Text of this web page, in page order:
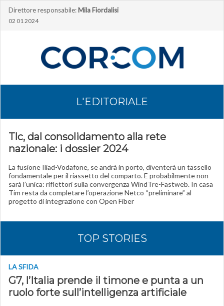
Direttore responsabile: Mila Fiordalisi
02 01 2024
L'EDITORIALE
Tlc, dal consolidamento alla rete
nazionale: i dossier 2024
La fusione Iliad-Vodafone, se andrà in porto, diventerà un tassello
fondamentale per il riassetto del comparto. E probabilmente non
sarà l’unica: riflettori sulla convergenza WindTre-Fastweb. In casa
Tim resta da completare l’operazione Netco “preliminare” al
progetto di integrazione con Open Fiber
TOP STORIES
LA SFIDA
G7, l’Italia prende il timone e punta a un
ruolo forte sull’intelligenza artificiale